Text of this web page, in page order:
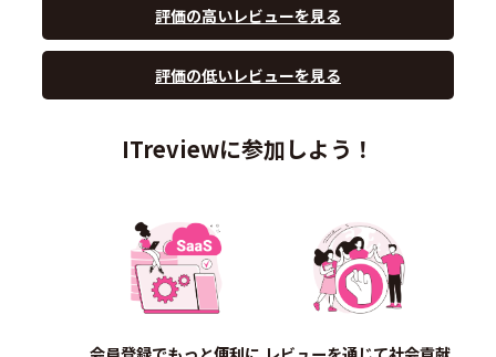
評価の高いレビューを見る
評価の低いレビューを見る
ITreviewに参加しよう！